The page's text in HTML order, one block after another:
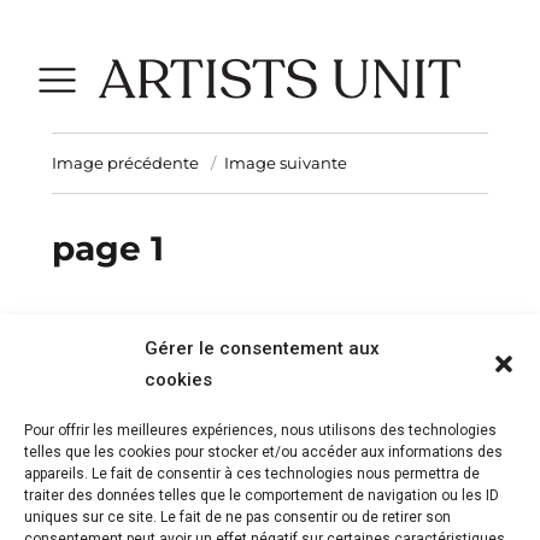
Gérer le consentement aux
cookies
Pour offrir les meilleures expériences, nous utilisons des technologies
telles que les cookies pour stocker et/ou accéder aux informations des
appareils. Le fait de consentir à ces technologies nous permettra de
traiter des données telles que le comportement de navigation ou les ID
uniques sur ce site. Le fait de ne pas consentir ou de retirer son
Image précédente Image suivante
page 1
Taille
réelle
Laisser un commentaire
Vous devez vous connecterpour publier un
commentaire.